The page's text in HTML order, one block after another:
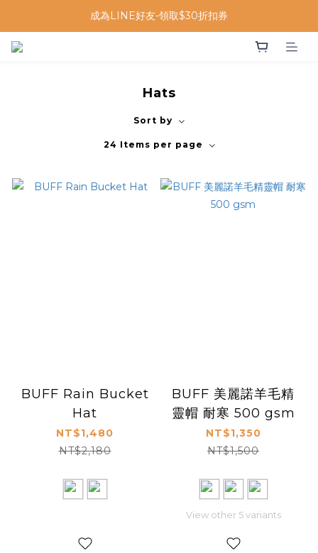
成為LINE好友-領取$30折扣券
Hats
Sort by
24 Items per page
BUFF Rain Bucket
Hat
NT$1,480
NT$2,180
BUFF 美麗諾羊毛精
靈帽 耐寒 500 gsm
NT$1,350
NT$1,500
View other 5 variants